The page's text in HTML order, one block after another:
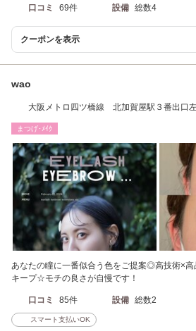
口コミ 69件 設備 総数4
クーポンを表示
wao
大阪メトロ四ツ橋線 北加賀屋駅３番出口
まつげ･ﾒｲｸ
あなたの瞳に一番似合う色をご提案◎高技術×
キープ☆モチの良さが自慢です！
口コミ 85件 設備 総数2
スマート支払いOK